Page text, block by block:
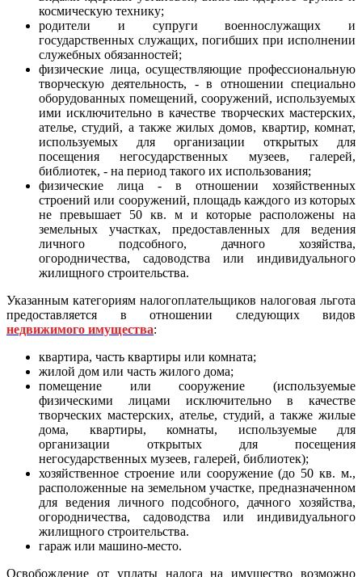
космическую технику;
родители и супруги военнослужащих и
государственных служащих, погибших при исполнении
служебных обязанностей;
физические лица, осуществляющие профессиональную
творческую деятельность, - в отношении специально
оборудованных помещений, сооружений, используемых
ими исключительно в качестве творческих мастерских,
ателье, студий, а также жилых домов, квартир, комнат,
используемых для организации открытых для
посещения негосударственных музеев, галерей,
библиотек, - на период такого их использования;
физические лица - в отношении хозяйственных
строений или сооружений, площадь каждого из которых
не превышает 50 кв. м и которые расположены на
земельных участках, предоставленных для ведения
личного подсобного, дачного хозяйства,
огородничества, садоводства или индивидуального
жилищного строительства.
Указанным категориям налогоплательщиков налоговая льгота
предоставляется в отношении следующих видов
недвижимого имущества:
квартира, часть квартиры или комната;
жилой дом или часть жилого дома;
помещение или сооружение (используемые
физическими лицами исключительно в качестве
творческих мастерских, ателье, студий, а также жилые
дома, квартиры, комнаты, используемые для
организации открытых для посещения
негосударственных музеев, галерей, библиотек);
хозяйственное строение или сооружение (до 50 кв. м.,
расположенные на земельном участке, предназначенном
для ведения личного подсобного, дачного хозяйства,
огородничества, садоводства или индивидуального
жилищного строительства.
гараж или машино-место.
Освобождение от уплаты налога на имущество возможно